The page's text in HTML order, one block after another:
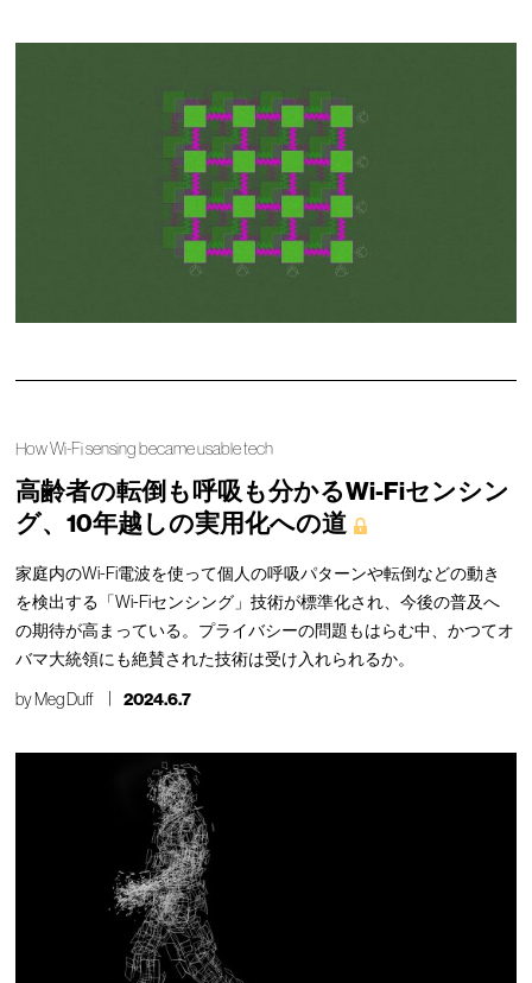
How Wi-Fi sensing became usable tech
高齢者の転倒も呼吸も分かるWi-Fiセンシン
グ、10年越しの実用化への道
家庭内のWi-Fi電波を使って個人の呼吸パターンや転倒などの動き
を検出する「Wi-Fiセンシング」技術が標準化され、今後の普及へ
の期待が高まっている。プライバシーの問題もはらむ中、かつてオ
バマ大統領にも絶賛された技術は受け入れられるか。
byMeg Duff 2024.6.7